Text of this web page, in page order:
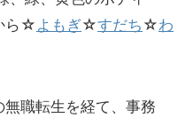
ら☆ よもぎ☆すだち ☆わ
職転生を経て、事務